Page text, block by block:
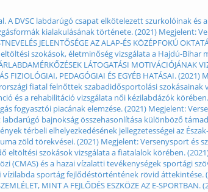
A DVSC labdarúgó csapat elkötelezett szurkolóinak
kialakulásának története. (2021) Megjelent:
JELENTŐSÉGE AZ ALAP‐ÉS KÖZÉPFOKÚ
szokások, életminőség vizsgálata a Hajdú-
LÁTOGATÁSI
FIZIOLÓGIAI, PEDAGÓGIAI ÉS EGYÉB HATÁSAI.
fiatal felnőttek szabadidősportolási
és a rehabilitáció vizsgálata női kézilabdázók
fogyasztói piacának elemzése. (2021) Megjelent:
labdarúgó bajnokság összehasonlítása különböző
térbeli elhelyezkedésének jellegzetességei az
zöld törekvései. (2021) Megjelent: Versenysport és
eltöltési szokások vizsgálata a fiatalalok körében.
(CMAS) és a hazai vízalatti tevékenységek sportági
vízilabda sportág fejlődéstörténtének rövid
MINT A FEJLŐDÉS ESZKÖZE AZ E-